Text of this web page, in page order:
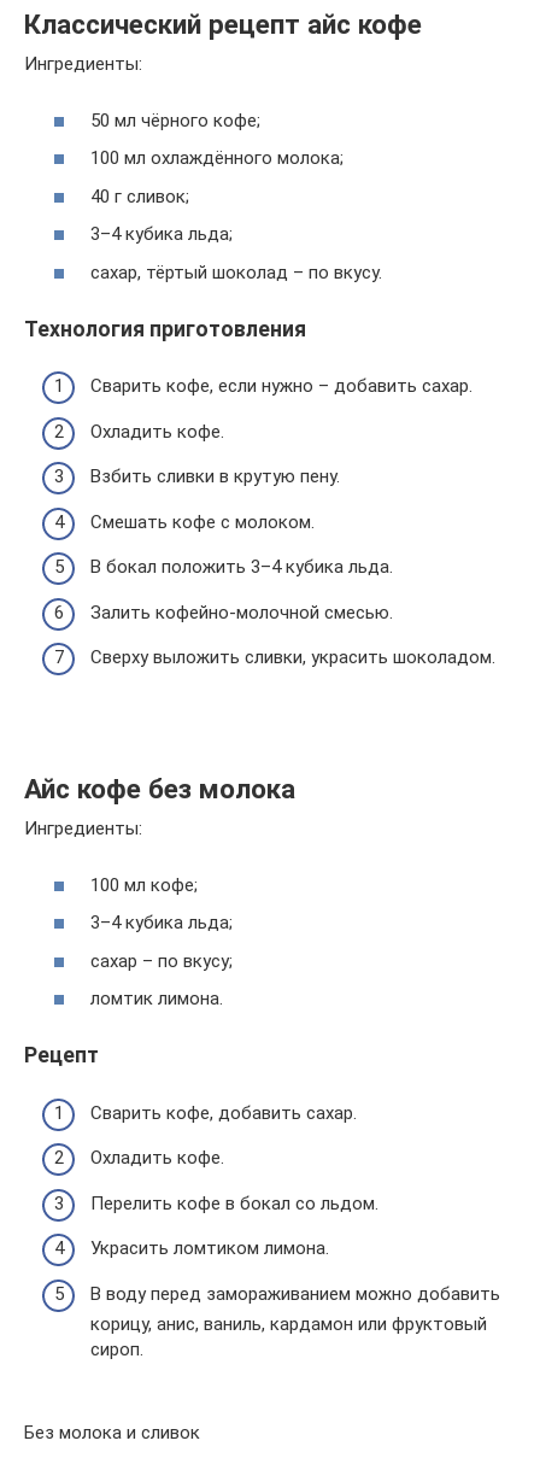
Классический рецепт айс кофе
Ингредиенты:
50 мл чёрного кофе;
100 мл охлаждённого молока;
40 г сливок;
3–4 кубика льда;
сахар, тёртый шоколад – по вкусу.
Технология приготовления
Сварить кофе, если нужно – добавить сахар.
Охладить кофе.
Взбить сливки в крутую пену.
Смешать кофе с молоком.
В бокал положить 3–4 кубика льда.
Залить кофейно-молочной смесью.
Сверху выложить сливки, украсить шоколадом.
Айс кофе без молока
Ингредиенты:
100 мл кофе;
3–4 кубика льда;
сахар – по вкусу;
ломтик лимона.
Рецепт
Сварить кофе, добавить сахар.
Охладить кофе.
Перелить кофе в бокал со льдом.
Украсить ломтиком лимона.
В воду перед замораживанием можно добавить
корицу, анис, ваниль, кардамон или фруктовый
сироп.
Без молока и сливок